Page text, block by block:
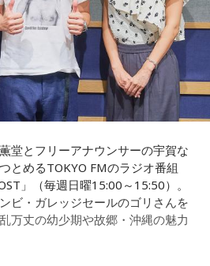
んですね。直接、命令しなくても
、というのがドンの世界です」
にいる、というわけですね」
たくさんいました。その中で藏内
。麻生さん、武田さん、かつては
村上正邦さん、といった方も。大
ることが、ドンを生み出す第2の条
こう」と言われて沖縄を離れ、大
姿はなく、「今日からおじさんと
と告げられます。「映画みたいな
るように、突然始まった新生活に
話せない日々が続きました。
「面白いことをやると人が集ま
掃除の時間に机の上で松田聖子さ
ながら一発芸を披露。最初は教室
の後は「あんなに無口だった転校
した」と話題になり、「お前、お
友達の輪が一気に広がったといい
堂とフリーアナウンサーの宇賀な
とめるTOKYO FMのラジオ番組
」（毎週日曜15:00～15:50）。
ビ・ガレッジセールのゴリさんを
万丈の幼少期や故郷・沖縄の魅力